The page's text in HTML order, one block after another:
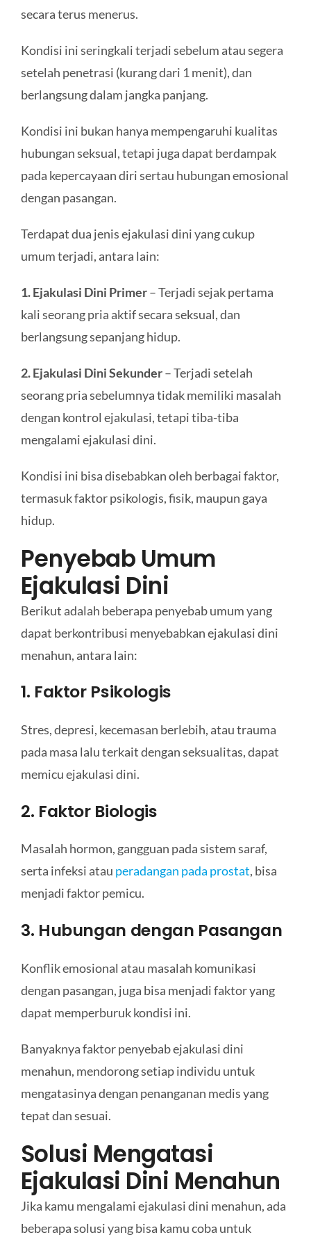
secara terus menerus.
Kondisi ini seringkali terjadi sebelum atau segera
setelah penetrasi (kurang dari 1 menit), dan
berlangsung dalam jangka panjang.
Kondisi ini bukan hanya mempengaruhi kualitas
hubungan seksual, tetapi juga dapat berdampak
pada kepercayaan diri sertau hubungan emosional
dengan pasangan.
Terdapat dua jenis ejakulasi dini yang cukup
umum terjadi, antara lain:
1. Ejakulasi Dini Primer– Terjadi sejak pertama
kali seorang pria aktif secara seksual, dan
berlangsung sepanjang hidup.
2. Ejakulasi Dini Sekunder– Terjadi setelah
seorang pria sebelumnya tidak memiliki masalah
dengan kontrol ejakulasi, tetapi tiba-tiba
mengalami ejakulasi dini.
Kondisi ini bisa disebabkan oleh berbagai faktor,
termasuk faktor psikologis, fisik, maupun gaya
hidup.
Penyebab Umum
Ejakulasi Dini
Berikut adalah beberapa penyebab umum yang
dapat berkontribusi menyebabkan ejakulasi dini
menahun, antara lain:
1. Faktor Psikologis
Stres, depresi, kecemasan berlebih, atau trauma
pada masa lalu terkait dengan seksualitas, dapat
memicu ejakulasi dini.
2. Faktor Biologis
Masalah hormon, gangguan pada sistem saraf,
serta infeksi atau peradangan pada prostat, bisa
menjadi faktor pemicu.
3. Hubungan dengan Pasangan
Konflik emosional atau masalah komunikasi
dengan pasangan, juga bisa menjadi faktor yang
dapat memperburuk kondisi ini.
Banyaknya faktor penyebab ejakulasi dini
menahun, mendorong setiap individu untuk
mengatasinya dengan penanganan medis yang
tepat dan sesuai.
Solusi Mengatasi
Ejakulasi Dini Menahun
Jika kamu mengalami ejakulasi dini menahun, ada
beberapa solusi yang bisa kamu coba untuk